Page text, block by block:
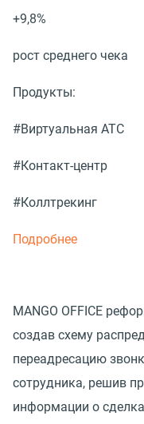
+9,8%
рост среднего чека
Продукты:
#Виртуальная АТС
#Контакт-центр
#Коллтрекинг
Подробнее
MANGO OFFICE
создав схему
переадресацию
сотрудника, решив
информации о